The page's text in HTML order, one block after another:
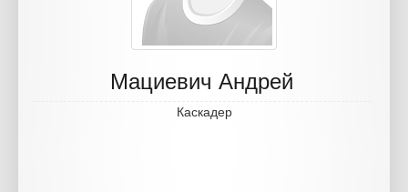
Мациевич Андрей
Каскадер